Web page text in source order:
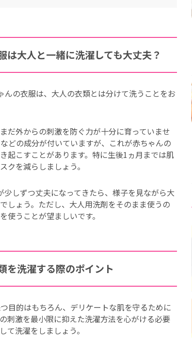
は大人と一緒に洗濯しても大丈夫？
の衣服は、大人の衣類とは分けて洗うことをお
だ外からの刺激を防ぐ力が十分に育っていませ
どの成分が付いていますが、これが赤ちゃんの
起こすことがあります。特に生後1ヵ月までは肌
クを減らしましょう。
しずつ丈夫になってきたら、様子を見ながら大
しょう。ただし、大人用洗剤をそのまま使うの
使うことが望ましいです。
を洗濯する際のポイント
目的はもちろん、デリケートな肌を守るために
刺激を最小限に抑えた洗濯方法を心がける必要
て洗濯をしましょう。